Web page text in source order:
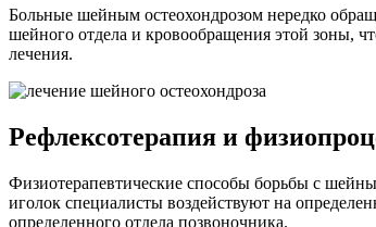
Больные шейным остеохондрозом нередко
шейного отдела и кровообращения этой зоны,
лечения.
Рефлексотерапия и
Физиотерапевтические способы борьбы с
иголок специалисты воздействуют на
определенного отдела позвоночника.